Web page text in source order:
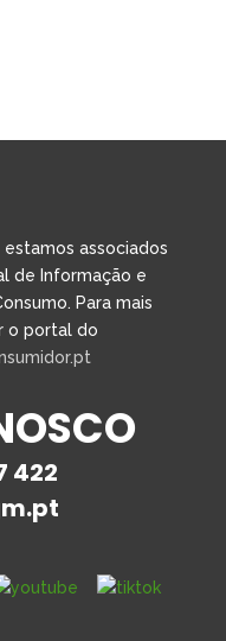
associados
de Informação e
Para mais
o portal do
422